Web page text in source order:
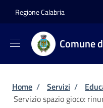
Regione Calabria
Comune
Briciole di
Home / Servizi /
Servizio spazio gioco: